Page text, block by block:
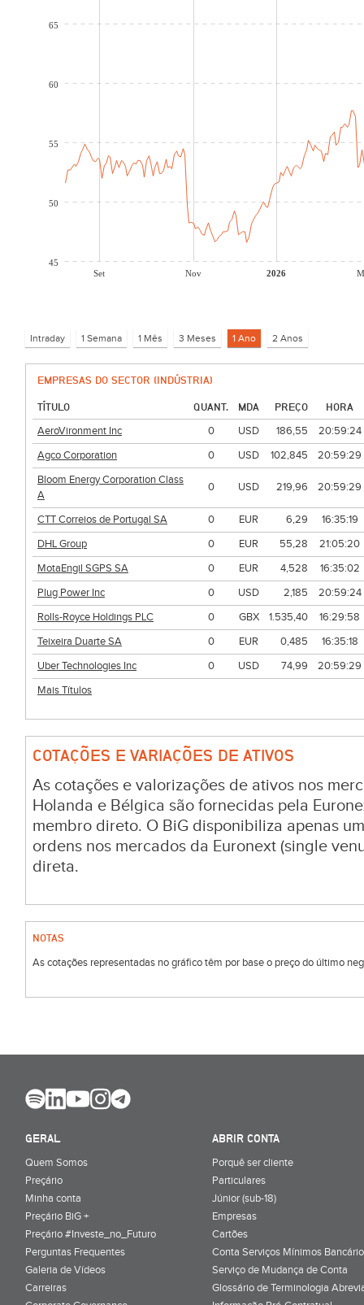
Set Nov 2026
45
50
55
60
65
EMPRESAS DO SECTOR (INDÚSTRIA)
TÍTULO QUANT. MDA PREÇO
HORA
AeroVironment Inc
0 USD 186,55
20:59:24
Agco Corporation
0 USD 102,845
20:59:29
Bloom Energy Corporation Class
A
0 USD 219,96 20:59:29
CTT Correios de Portugal SA 0 EUR 6,29
16:35:19
DHL Group
0 EUR 55,28
21:05:20
MotaEngil SGPS SA
0 EUR 4,528
16:35:02
Plug Power Inc
0 USD 2,185
20:59:24
Rolls-Royce Holdings PLC
0 GBX 1.535,40
16:29:58
Teixeira Duarte SA
0 EUR 0,485
16:35:18
Uber Technologies Inc
0 USD 74,99
20:59:29
Mais Títulos
COTAÇÕES E VARIAÇÕES DE ATIVOS
As cotações e valorizações de ativos nos
Holanda e Bélgica são fornecidas pela
membro direto. O BiG disponibiliza apenas
ordens nos mercados da Euronext (single
direta.
NOTAS
As cotações representadas no gráfico têm por base o preço do último
GERAL
Quem Somos
Preçário
Minha conta
Preçário BiG +
Preçário #Investe_no_Futuro
Perguntas Frequentes
Galeria de Vídeos
Carreiras
ABRIR CONTA
Porquê ser cliente
Particulares
Júnior (sub-18)
Empresas
Cartões
Conta Serviços Mínimos
Serviço de Mudança de Conta
Glossário de Terminologia